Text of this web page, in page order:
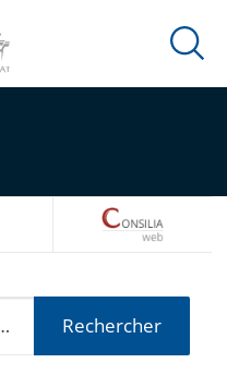
Ouvrir
Rechercher